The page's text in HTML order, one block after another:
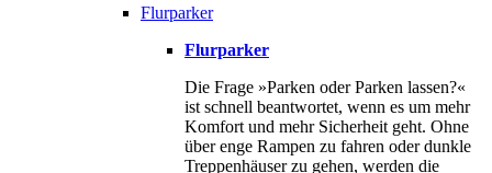
Flurparker
Flurparker
Die Frage »Parken oder Parken lassen?«
ist schnell beantwortet, wenn es um mehr
Komfort und mehr Sicherheit geht. Ohne
über enge Rampen zu fahren oder dunkle
Treppenhäuser zu gehen, werden die